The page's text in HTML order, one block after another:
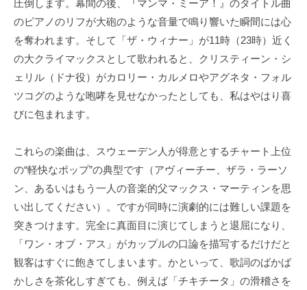
圧倒します。幕間の後、『マンマ・ミーア！』のタイトル曲
のピアノのリフが大砲のような音量で鳴り響いた瞬間には心
を奪われます。そして「ザ・ウィナー」が11時（23時）近く
の大クライマックスとして歌われると、クリスティーン・シ
ェリル（ドナ役）がカロリー・カルメロやアグネタ・フォル
ツコグのような咆哮を見せなかったとしても、私はやはり喜
びに包まれます。
これらの楽曲は、スウェーデン人が得意とするチャート上位
の“軽快なポップ”の典型です（アヴィーチー、ザラ・ラーソ
ン、あるいはもう一人の音楽的父マックス・マーティンを思
い出してください）。ですが同時に演劇的には難しい課題を
突きつけます。完全に真面目に演じてしまうと退屈になり、
「ワン・オブ・アス」がカップルの口論を描写するだけだと
観客はすぐに飽きてしまいます。かといって、歌詞のばかば
かしさを茶化しすぎても、例えば「チキチータ」の滑稽さを